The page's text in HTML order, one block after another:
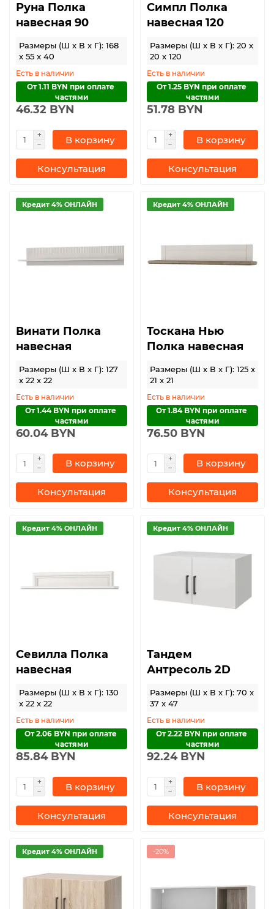
Руна Полка
навесная 90
Размеры (Ш x В x Г): 168
x 55 x 40
Есть в наличии
От 1.11 BYN при оплате
частями
46.32 BYN
В корзину
Консультация
Симпл Полка
навесная 120
Размеры (Ш x В x Г): 20 x
20 x 120
Есть в наличии
От 1.25 BYN при оплате
частями
51.78 BYN
В корзину
Консультация
Кредит 4% ОНЛАЙН
Винати Полка
навесная
Размеры (Ш x В x Г): 127
x 22 x 22
Есть в наличии
От 1.44 BYN при оплате
частями
60.04 BYN
В корзину
Консультация
Кредит 4% ОНЛАЙН
Тоскана Нью
Полка навесная
Размеры (Ш x В x Г): 125 x
21 x 21
Есть в наличии
От 1.84 BYN при оплате
частями
76.50 BYN
В корзину
Консультация
Кредит 4% ОНЛАЙН
Севилла Полка
навесная
Размеры (Ш x В x Г): 130
x 22 x 22
Есть в наличии
От 2.06 BYN при оплате
частями
85.84 BYN
В корзину
Консультация
Кредит 4% ОНЛАЙН
Тандем
Антресоль 2D
Размеры (Ш x В x Г): 70 x
37 x 47
Есть в наличии
От 2.22 BYN при оплате
частями
92.24 BYN
В корзину
Консультация
Кредит 4% ОНЛАЙН -20%